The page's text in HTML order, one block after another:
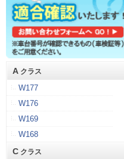
A クラス
W177
W176
W169
W168
C クラス